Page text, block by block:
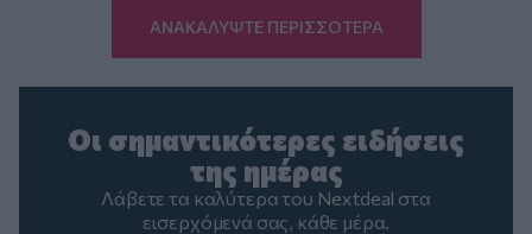
ΑΝΑΚΑΛΥΨΤΕ ΠΕΡΙΣΣΟΤΕΡΑ
Οι σημαντικότερες ειδήσεις
της ημέρας
Λάβετε τα καλύτερα του Nextdeal στα
εισερχόμενά σας, κάθε μέρα.